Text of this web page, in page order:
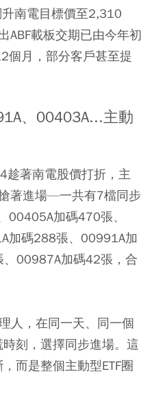
南電目標價至2,310
ABF載板交期已由今年初
個月，部分客戶甚至提
、00403A...主動
著南電股價打折，主
著進場—一共有7檔同步
00405A加碼470張、
加碼288張、00991A加
00987A加碼42張，合
人，在同一天、同一個
時刻，選擇同步進場。這
而是整個主動型ETF圈